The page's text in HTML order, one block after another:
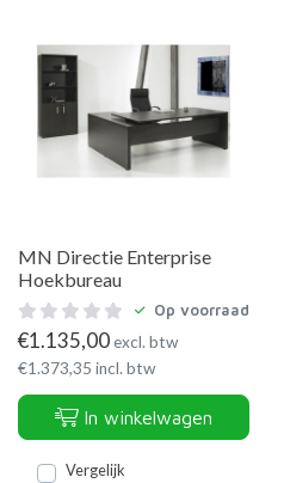
MN Directie Enterprise
Hoekbureau
Op voorraad
€1.135,00excl. btw
€1.373,35 incl. btw
In winkelwagen
Vergelijk